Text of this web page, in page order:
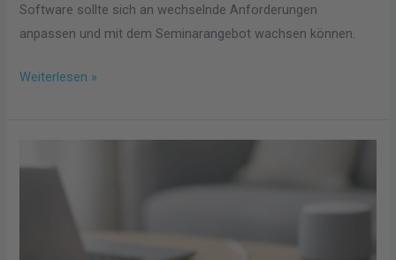
Software sollte sich an wechselnde Anforderungen
anpassen und mit dem Seminarangebot wachsen können.
Weiterlesen »